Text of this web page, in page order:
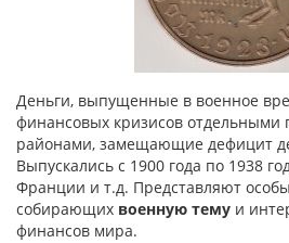
Деньги, выпущенные в военное
финансовых кризисов отдельными
районами, замещающие дефицит
Выпускались с 1900 года по 1938
Франции и т.д. Представляют
собирающих военную тему и
финансов мира.